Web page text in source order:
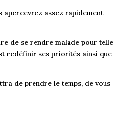
apercevrez assez rapidement
de se rendre malade pour telle
redéfinir ses priorités ainsi que
de prendre le temps, de vous